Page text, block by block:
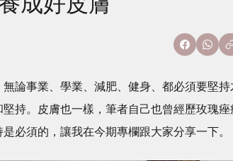
論事業、學業、減肥、健身、都必須要堅持
持。皮膚也一樣，筆者自己也曾經歷玫瑰痤
必須的，讓我在今期專欄跟大家分享一下。